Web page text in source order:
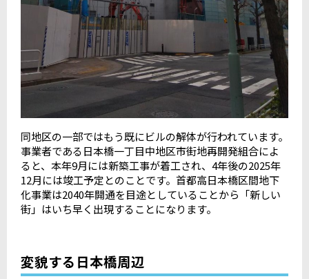
同地区の一部ではもう既にビルの解体が行われています。
事業者である日本橋一丁目中地区市街地再開発組合によ
ると、本年9月には新築工事が着工され、4年後の2025年
12月には竣工予定とのことです。首都高日本橋区間地下
化事業は2040年開通を目途としていることから「新しい
街」はいち早く出現することになります。
変貌する日本橋周辺